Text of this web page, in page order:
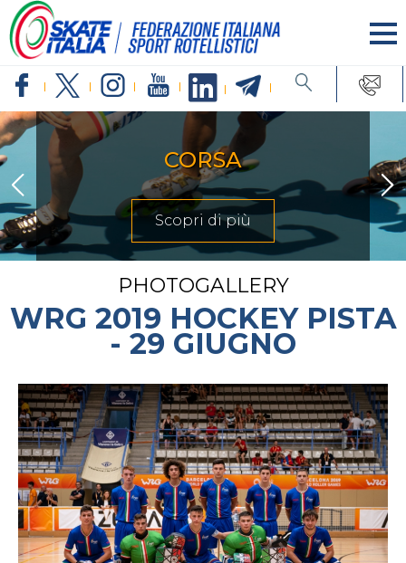
INLINE FREESTYLE
Scopri di più
PHOTOGALLERY
WRG 2019 HOCKEY PISTA
- 29 GIUGNO